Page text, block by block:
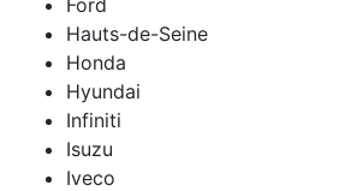
Hauts-de-Seine
Honda
Hyundai
Infiniti
Isuzu
Iveco